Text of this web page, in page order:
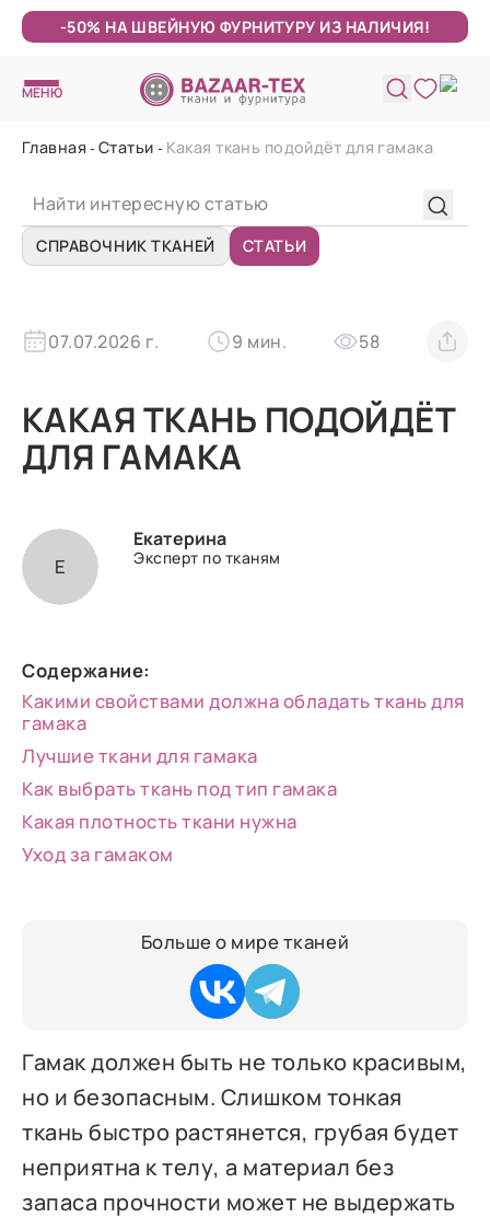
-50% НА ШВЕЙНУЮ ФУРНИТУРУ ИЗ НАЛИЧИЯ!
МЕНЮ
Главная Статьи Какая ткань подойдёт для гамака
СПРАВОЧНИК ТКАНЕЙ СТАТЬИ
07.07.2026 г. 9 мин. 58
КАКАЯ ТКАНЬ ПОДОЙДЁТ
ДЛЯ ГАМАКА
Гамак должен быть не только красивым,
но и безопасным. Слишком тонкая
ткань быстро растянется, грубая будет
неприятна к телу, а материал без
запаса прочности может не выдержать
Е
Екатерина
Эксперт по тканям
Содержание:
Какими свойствами должна обладать ткань для
гамака
Лучшие ткани для гамака
Как выбрать ткань под тип гамака
Какая плотность ткани нужна
Уход за гамаком
Больше о мире тканей